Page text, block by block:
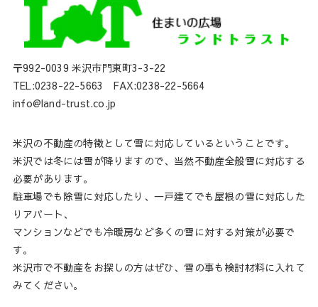
〒992-0039 米沢市門東町3-3-22
TEL:0238-22-5663 FAX:0238-22-5664
info@land-trust.co.jp
米沢の不動産の特徴として雪に対応しているということです。
米沢では冬には雪が降りますので、当然不動産全般雪に対応する
必要があります。
駐車場でも除雪に対応したり、一戸建てでも屋根の雪に対応した
りアパート、
マンションなどでも冷暖房など多くの雪に対する対策が必要で
す。
米沢市で不動産をお探しの方はぜひ、雪の事も検討材料に入れて
みてください。